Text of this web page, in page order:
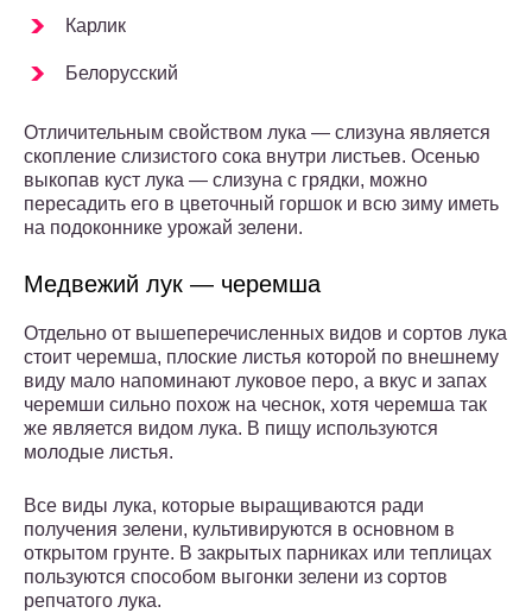
Карлик
Белорусский
Отличительным свойством лука — слизуна является
скопление слизистого сока внутри листьев. Осенью
выкопав куст лука — слизуна с грядки, можно
пересадить его в цветочный горшок и всю зиму иметь
на подоконнике урожай зелени.
Медвежий лук — черемша
Отдельно от вышеперечисленных видов и сортов лука
стоит черемша, плоские листья которой по внешнему
виду мало напоминают луковое перо, а вкус и запах
черемши сильно похож на чеснок, хотя черемша так
же является видом лука. В пищу используются
молодые листья.
Все виды лука, которые выращиваются ради
получения зелени, культивируются в основном в
открытом грунте. В закрытых парниках или теплицах
пользуются способом выгонки зелени из сортов
репчатого лука.